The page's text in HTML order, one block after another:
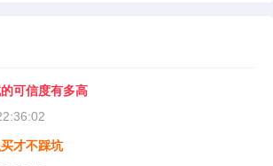
可信度有多高
才不踩坑